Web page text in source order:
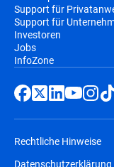
Support für
Support für
Investoren
Jobs
InfoZone
Rechtliche Hinweise
Datenschutzerklärung